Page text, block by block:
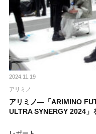
2024.11.19
アリミノ
アリミノ―「ARIMINO
ULTRA SYNERGY 2024」